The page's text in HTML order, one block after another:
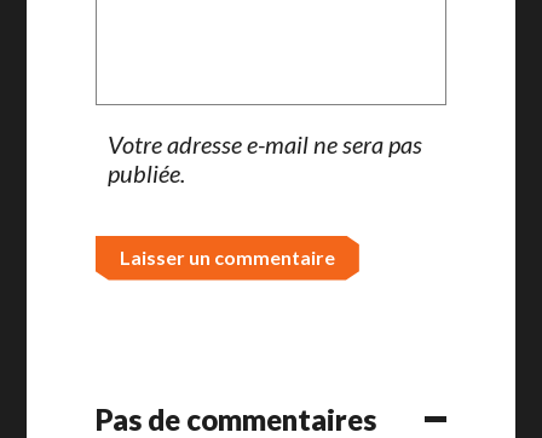
Votre adresse e-mail ne sera pas
publiée.
Pas de commentaires